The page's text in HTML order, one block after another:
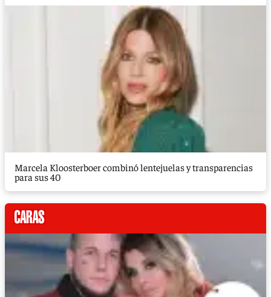
Marcela Kloosterboer combinó lentejuelas y transparencias
para sus 40